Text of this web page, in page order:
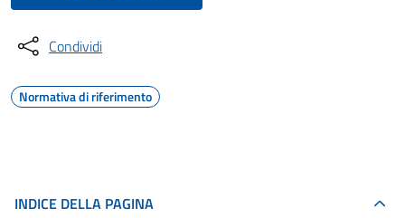
Condividi
Normativa di riferimento
INDICE DELLA PAGINA